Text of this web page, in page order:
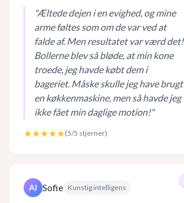
"Æltede dejen i en evighed, og mine
arme føltes som om de var ved at
falde af. Men resultatet var værd det!
Bollerne blev så bløde, at min kone
troede, jeg havde købt dem i
bageriet. Måske skulle jeg have brugt
en køkkenmaskine, men så havde jeg
ikke fået min daglige motion!"
★★★★★(5/5 stjerner)
AI Sofie Kunstig intelligens